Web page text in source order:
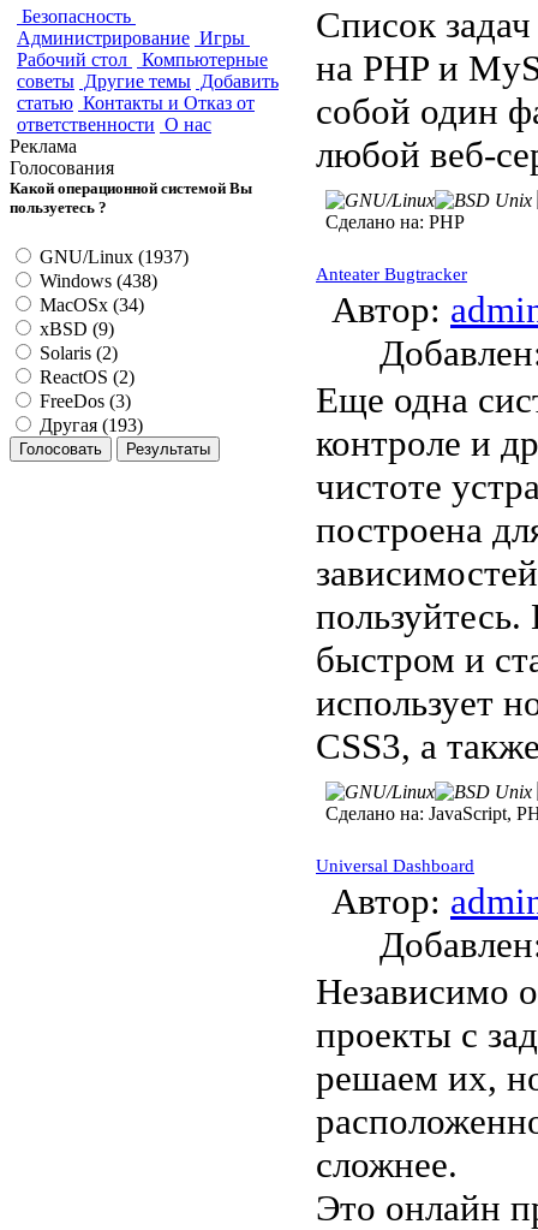
Безопасность
Администрирование Игры
Рабочий стол
Компьютерные
советы Другие темы Добавить
статью Контакты и Отказ от
ответственности О нас
Реклама
Голосования
Какой операционной системой Вы
пользуетесь ?
GNU/Linux (1937)
Windows (438)
MacOSx (34)
xBSD (9)
Solaris (2)
ReactOS (2)
FreeDos (3)
Другая (193)
Список
на PHP и
собой один
любой веб-
Сделано на: PHP
Anteater Bugtracker
Автор:
Еще одна
контроле и
чистоте
построена
быстром и
использует
CSS3, а
Сделано на: JavaScript,
Universal Dashboard
Автор:
Независимо
проекты с
решаем их,
сложнее.
Это онлайн